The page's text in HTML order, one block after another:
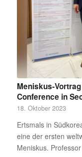
Meniskus-
Conference in
18. Oktober 2023
Ertsmals in
eine der ersten
Meniskus.